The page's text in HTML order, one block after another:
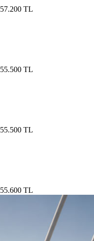
57.200 TL
55.500 TL
55.500 TL
55.600 TL